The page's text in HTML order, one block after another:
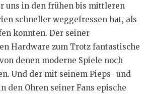
uns in den frühen bis mittleren
schneller weggefressen hat, als
konnten. Der seiner
Hardware zum Trotz fantastische
denen moderne Spiele noch
Und der mit seinem Pieps- und
den Ohren seiner Fans epische